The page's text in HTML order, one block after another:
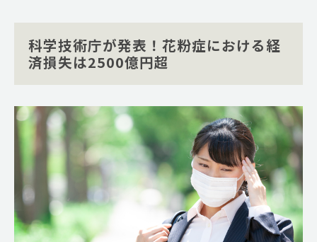
科学技術庁が発表！花粉症における経
済損失は2500億円超